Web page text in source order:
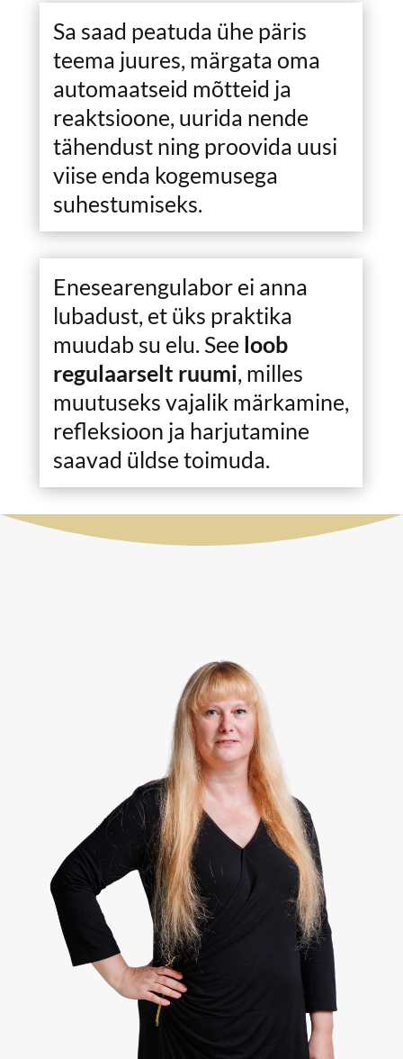
Sa saad peatuda ühe päris
teema juures, märgata oma
automaatseid mõtteid ja
reaktsioone, uurida nende
tähendust ning proovida uusi
viise enda kogemusega
suhestumiseks.
Enesearengulabor ei anna
lubadust, et üks praktika
muudab su elu. See loob
regulaarselt ruumi, milles
muutuseks vajalik märkamine,
refleksioon ja harjutamine
saavad üldse toimuda.